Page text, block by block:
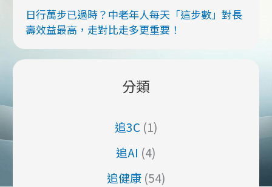
日行萬步已過時？中老年人每天「這步數」對長
壽效益最高，走對比走多更重要！
分類
追3C (1)
追AI (4)
追健康(54)